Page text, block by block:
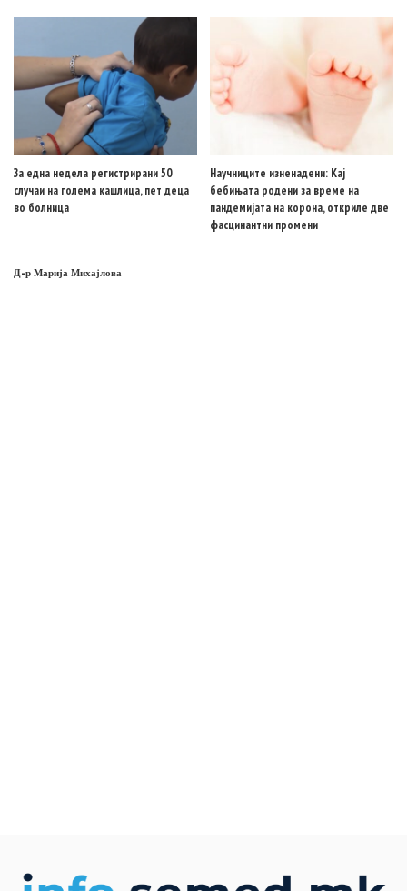
За една недела регистрирани 50
случаи на голема кашлица, пет деца
во болница
Научниците изненадени: Кај
бебињата родени за време на
пандемијата на корона, откриле две
фасцинантни промени
Д-р Марија Михајлова